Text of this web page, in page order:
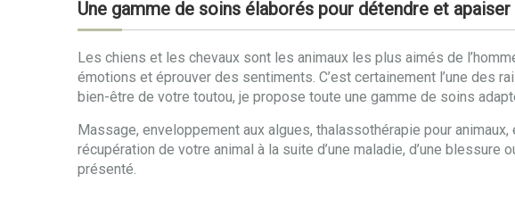
Une gamme de soins élaborés pour détendre et
Les chiens et les chevaux sont les animaux les plus aimés de
émotions et éprouver des sentiments. C’est certainement l’une des
bien-être de votre toutou, je propose toute une gamme de soins
Massage, enveloppement aux algues, thalassothérapie pour
récupération de votre animal à la suite d’une maladie, d’une
présenté.